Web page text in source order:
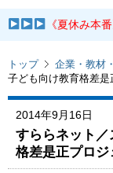
《夏休み本
トップ 企業・教材
子ども向け教育格差是
2014年9月16日
すららネット
格差是正プロジ